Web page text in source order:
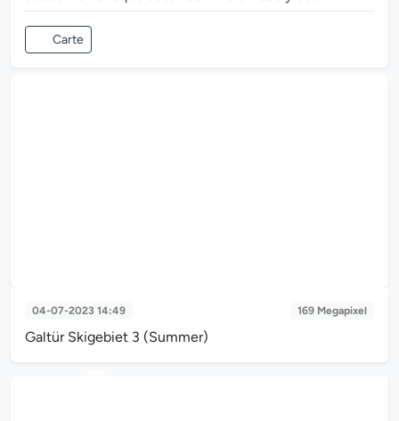
Carte
04-07-2023 14:49 169 Megapixel
Galtür Skigebiet 3 (Summer)